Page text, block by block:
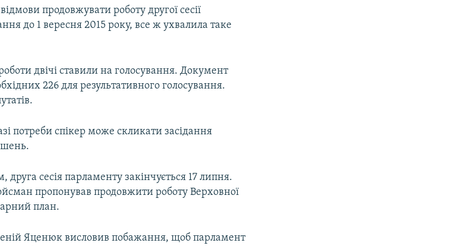
продовжувати роботу другої сесії
до 1 вересня 2015 року, все ж ухвалила таке
двічі ставили на голосування. Документ
226 для результативного голосування.
потреби спікер може скликати засідання
сесія парламенту закінчується 17 липня.
пропонував продовжити роботу Верховної
план.
Яценюк висловив побажання, щоб парламент